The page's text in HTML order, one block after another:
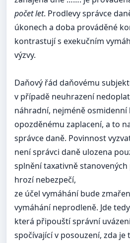
počet let. Prodlevy správce
úkonech a doba prováděné
kontrastují s exekučním
výzvy.
Daňový řád daňovému
v případě neuhrazení
náhradní, nejméně osmidenní
opozděnému zaplacení, a to
správce daně. Povinnost
není správci daně ulozena
splnění taxativně
hrozí nebezpečí,
ze účel vymáhání bude
vymáhání neprodleně. Jde
která připouští správní
spočívající v posouzení, zda je